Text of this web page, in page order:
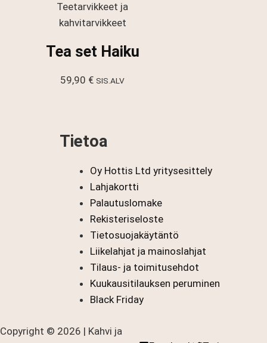
Teetarvikkeet ja
kahvitarvikkeet
Tea set Haiku
59,90 € SIS.ALV
Tietoa
Oy Hottis Ltd yritysesittely
Lahjakortti
Palautuslomake
Rekisteriseloste
Tietosuojakäytäntö
Liikelahjat ja mainoslahjat
Tilaus- ja toimitusehdot
Kuukausitilauksen peruminen
Black Friday
Copyright © 2026 | Kahvi ja